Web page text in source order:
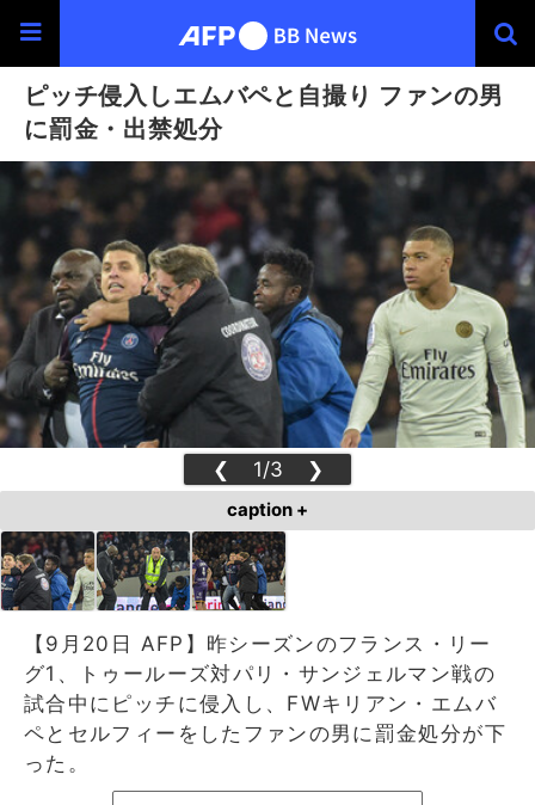
ピッチ侵入しエムバペと自撮り ファンの男
に罰金・出禁処分
❮ 1/3 ❯
caption +
【9月20日 AFP】昨シーズンのフランス・リー
グ1、トゥールーズ対パリ・サンジェルマン戦の
試合中にピッチに侵入し、FWキリアン・エムバ
ペとセルフィーをしたファンの男に罰金処分が下
った。